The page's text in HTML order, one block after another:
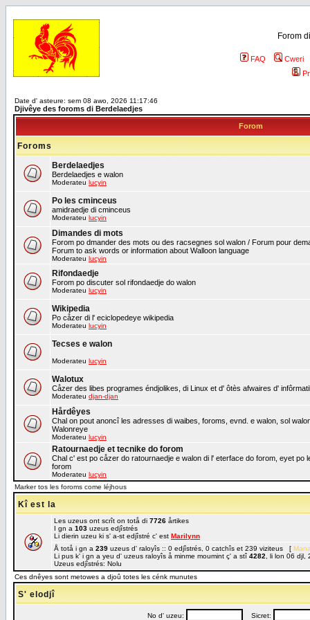
Forom
FAQ
Cweri
Date d' asteure: sem 08 awo, 2026 11:17:46
Djivêye des foroms di Berdelaedjes
Forom
Foroms
Berdelaedjes
Berdelaedjes e walon
Moderateu lucyin
Po les cminceus
amidraedje di cminceus
Moderateu lucyin
Dimandes di mots
Forom po dmander des mots ou des racsegnes sol walon / Forum pour
Forum to ask words or information about Walloon language
Moderateu lucyin
Rifondaedje
Forom po discuter sol rifondaedje do walon
Moderateu lucyin
Wikipedia
Po cåzer di l' eciclopedeye wikipedia
Moderateu lucyin
Tecses e walon
Moderateu lucyin
Walotux
Cåzer des libes programes éndjolikes, di Linux et d' ôtès afwaires d'
Moderateu djan-djan
Hårdêyes
Chal on pout anoncî les adresses di waibes, foroms, evnd. e walon, sol
Walonreye
Moderateu lucyin
Ratournaedje et tecnike do forom
Chal c' est po cåzer do ratournaedje e walon di l' eterface do forom, eyet
forom
Moderateu lucyin
Marker tos les foroms come léjhous
Kî est la
Les uzeus ont scrît on totå di 7726 årtikes
I gn a 103 uzeus edjîstrés
Li dierin uzeu ki s' a-st edjîstré c' est Marilynn
Å totå i gn a 239 uzeus d' raloyîs :: 0 edjîstrés, 0 catchîs et 239 viziteus [
Li pus k' i gn a yeu d' uzeus raloyîs å minme moumint ç' a stî 4282 , li lon 06
Uzeus edjîstrés: Nolu
Ces dnêyes sont metowes a djoû totes les cénk munutes
S' elodjî
No d' uzeu: Sicret: